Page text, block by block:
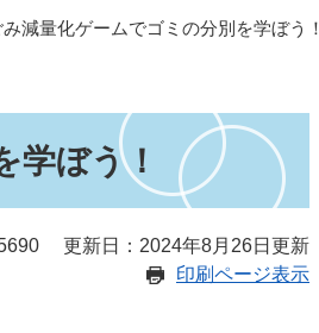
み減量化ゲームでゴミの分別を学ぼう！
学ぼう！
更新日：2024年8月26日更新
印刷ページ表示